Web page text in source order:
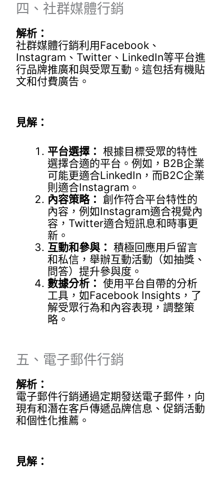
四、社群媒體行銷
解析：
社群媒體行銷利用Facebook、
Instagram、Twitter、LinkedIn等平台進
行品牌推廣和與受眾互動。這包括有機貼
文和付費廣告。
見解：
平台選擇： 根據目標受眾的特性
選擇合適的平台。例如，B2B企業
可能更適合LinkedIn，而B2C企業
則適合Instagram。
內容策略： 創作符合平台特性的
內容，例如Instagram適合視覺內
容，Twitter適合短訊息和時事更
新。
互動和參與： 積極回應用戶留言
和私信，舉辦互動活動（如抽獎、
問答）提升參與度。
數據分析： 使用平台自帶的分析
工具，如Facebook Insights，了
解受眾行為和內容表現，調整策
略。
五、電子郵件行銷
解析：
電子郵件行銷通過定期發送電子郵件，向
現有和潛在客戶傳遞品牌信息、促銷活動
和個性化推薦。
見解：